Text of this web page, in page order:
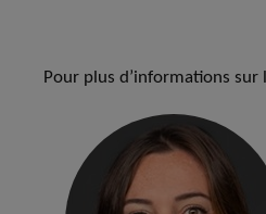
Pour plus d’informations sur